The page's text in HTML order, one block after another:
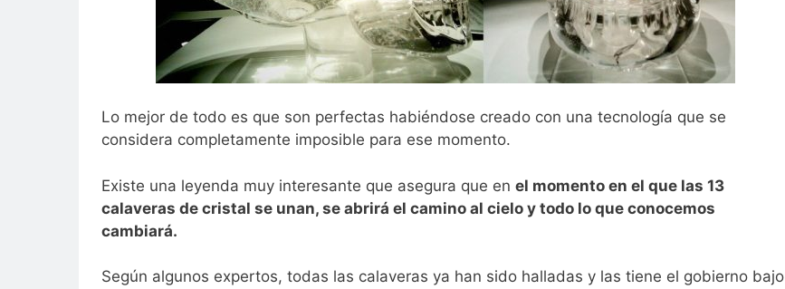
Lo mejor de todo es que son perfectas habiéndose creado con una tecnología que se
considera completamente imposible para ese momento.
Existe una leyenda muy interesante que asegura que en el momento en el que las 13
calaveras de cristal se unan, se abrirá el camino al cielo y todo lo que conocemos
cambiará.
Según algunos expertos, todas las calaveras ya han sido halladas y las tiene el gobierno bajo